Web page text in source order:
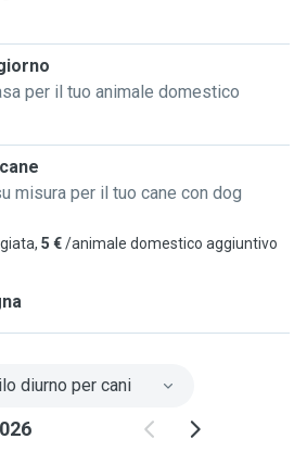
per il tuo animale domestico
misura per il tuo cane con dog
5 €/animale domestico aggiuntivo
diurno per cani